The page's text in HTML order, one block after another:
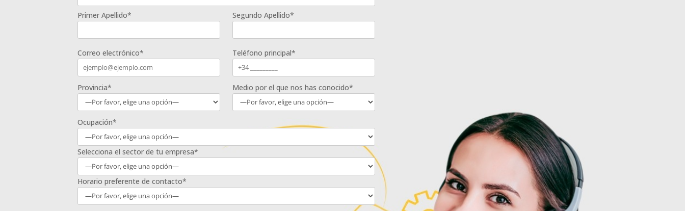
Primer Apellido* Segundo Apellido*
Correo electrónico* Teléfono principal*
Provincia* Medio por el que nos has conocido*
Ocupación*
Selecciona el sector de tu empresa*
Horario preferente de contacto*